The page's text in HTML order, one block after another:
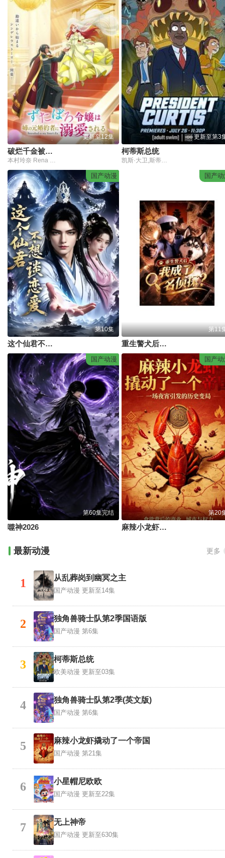
更新至12集
破烂千金被姐姐的原婚约者溺爱着
更新至第3
柯蒂斯总统
凯斯·大卫,斯蒂芬妮·比翠丝,吉姆·拉什,丹·巴克达尔,凯尔茜·斯科特
国产动漫
第10集
这个仙君不想谈恋爱
国产
第11
重生警犬后，我成了名侦探？
国产动漫
第60集完结
噬神2026
国产
第20
麻辣小龙虾撬动了一个帝国
最新动漫 更多
1 从乱葬岗到幽冥之主
国产动漫 更新至14集
2 独角兽骑士队第2季国语版
国产动漫 第6集
3 柯蒂斯总统
欧美动漫 更新至03集
4 独角兽骑士队第2季(英文版)
国产动漫 第6集
5 麻辣小龙虾撬动了一个帝国
国产动漫 第21集
6 小星帽尼欧欧
国产动漫 更新至22集
7 无上神帝
国产动漫 更新至630集